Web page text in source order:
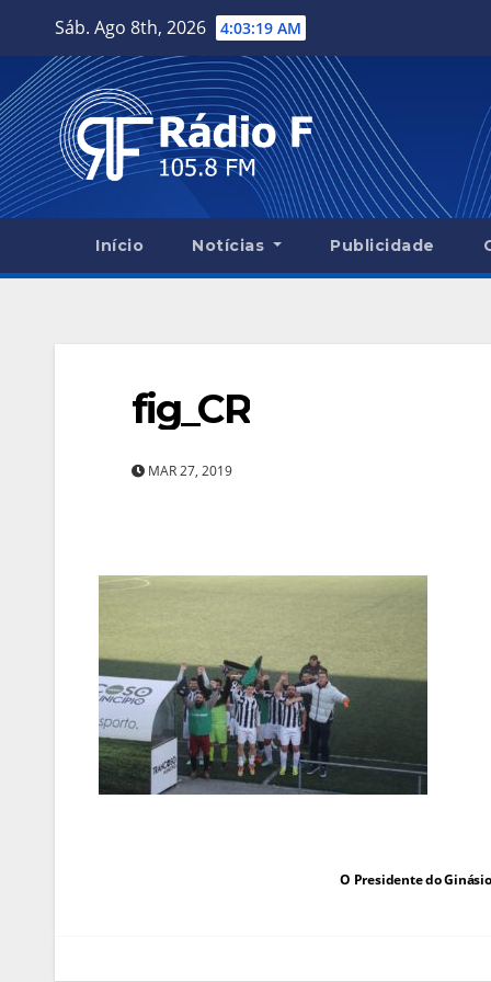
content
Sáb. Ago 8th, 2026 4:03:20 AM
Início Notícias Publicidade
fig_CR
MAR 27, 2019
O Presidente do